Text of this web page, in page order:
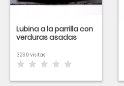
Lubina a la parrilla con
verduras asadas
3290 visitas